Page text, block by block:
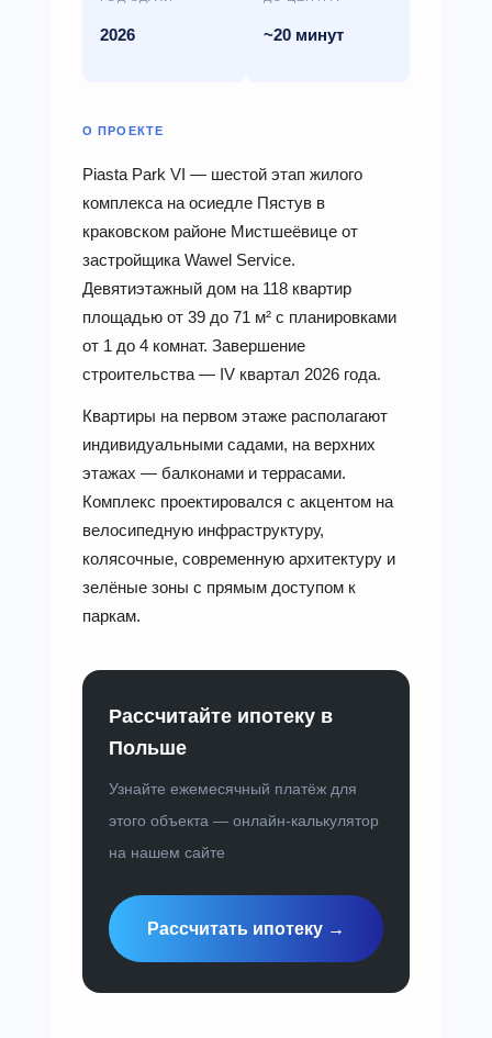
2026 ~20 минут
О ПРОЕКТЕ
Piasta Park VI — шестой этап жилого
комплекса на осиедле Пястув в
краковском районе Мистшеёвице от
застройщика Wawel Service.
Девятиэтажный дом на 118 квартир
площадью от 39 до 71 м² с планировками
от 1 до 4 комнат. Завершение
строительства — IV квартал 2026 года.
Квартиры на первом этаже располагают
индивидуальными садами, на верхних
этажах — балконами и террасами.
Комплекс проектировался с акцентом на
велосипедную инфраструктуру,
колясочные, современную архитектуру и
зелёные зоны с прямым доступом к
паркам.
Рассчитайте ипотеку в
Польше
Узнайте ежемесячный платёж для
этого объекта — онлайн-калькулятор
на нашем сайте
Рассчитать ипотеку →